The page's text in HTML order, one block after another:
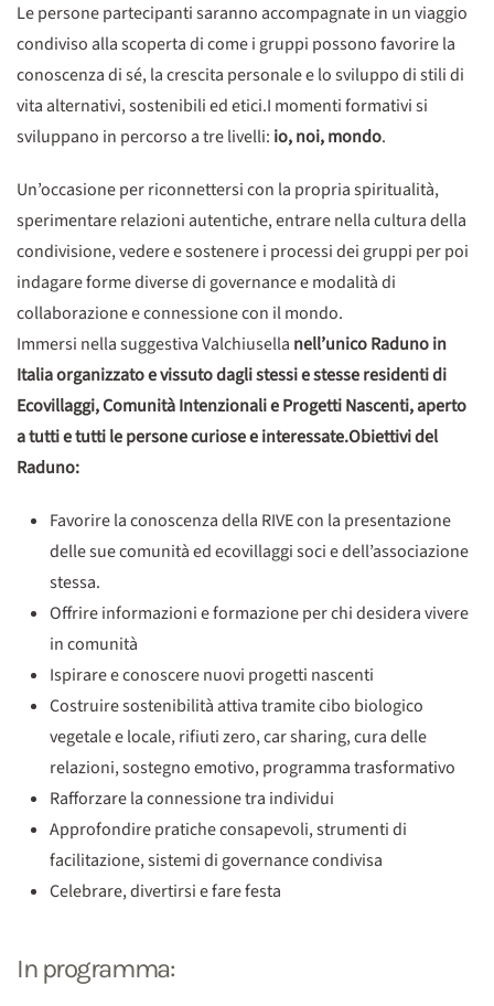
Le persone partecipanti saranno accompagnate in un viaggio
condiviso alla scoperta di come i gruppi possono favorire la
conoscenza di sé, la crescita personale e lo sviluppo di stili di
vita alternativi, sostenibili ed etici.I momenti formativi si
sviluppano in percorso a tre livelli: io, noi, mondo.
Un’occasione per riconnettersi con la propria spiritualità,
sperimentare relazioni autentiche, entrare nella cultura della
condivisione, vedere e sostenere i processi dei gruppi per poi
indagare forme diverse di governance e modalità di
collaborazione e connessione con il mondo.
Immersi nella suggestiva Valchiusella nell’unico Raduno in
Italia organizzato e vissuto dagli stessi e stesse residenti di
Ecovillaggi, Comunità Intenzionali e Progetti Nascenti, aperto
a tutti e tutti le persone curiose e interessate.Obiettivi del
Raduno:
Favorire la conoscenza della RIVE con la presentazione
delle sue comunità ed ecovillaggi soci e dell’associazione
stessa.
Offrire informazioni e formazione per chi desidera vivere
in comunità
Ispirare e conoscere nuovi progetti nascenti
Costruire sostenibilità attiva tramite cibo biologico
vegetale e locale, rifiuti zero, car sharing, cura delle
relazioni, sostegno emotivo, programma trasformativo
Rafforzare la connessione tra individui
Approfondire pratiche consapevoli, strumenti di
facilitazione, sistemi di governance condivisa
Celebrare, divertirsi e fare festa
In programma: